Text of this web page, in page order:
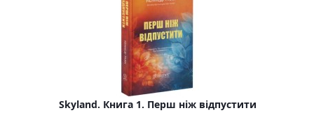
Skyland. Книга 1. Перш ніж відпустити